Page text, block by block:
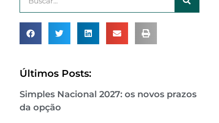
Últimos Posts:
Simples Nacional 2027: os novos prazos
da opção